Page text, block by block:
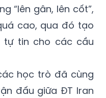
“lên gân, lên cốt”,
cao, qua đó tạo
tin cho các cầu
học trò đã cùng
đấu giữa ĐT Iran